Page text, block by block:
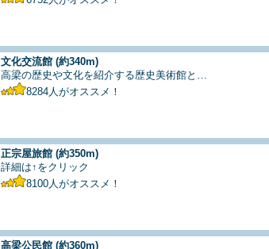
文化交流館 (約340m)
高梁の歴史や文化を紹介する歴史美術館と…
8284 人がオススメ！
正宗屋旅館 (約350m)
詳細は↑をクリック
8100 人がオススメ！
高梁公民館 (約360m)